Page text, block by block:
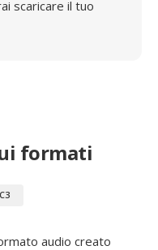
scaricare il tuo
formati
audio creato